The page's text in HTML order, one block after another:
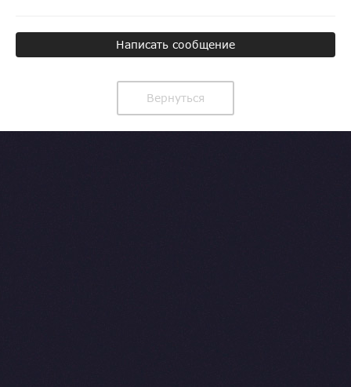
Написать сообщение
Вернуться